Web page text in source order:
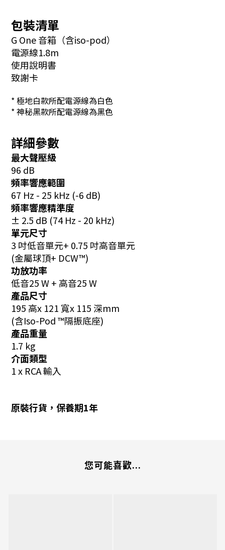
包裝清單
G One 音箱（含iso-pod）
電源線1.8m
使用說明書
致謝卡
* 極地白款所配電源線為白色
* 神秘黑款所配電源線為黑色
詳細參數
最大聲壓級
96 dB
頻率響應範圍
67 Hz - 25 kHz (-6 dB)
頻率響應精準度
± 2.5 dB (74 Hz - 20 kHz)
單元尺寸
3 吋低音單元+ 0.75 吋高音單元
(金屬球頂+ DCW™)
功放功率
低音25 W + 高音25 W
產品尺寸
195 高x 121 寬x 115 深mm
(含Iso-Pod ™隔振底座)
產品重量
1.7 kg
介面類型
1 x RCA 輸入
原裝行貨，保養期1年
您可能喜歡...